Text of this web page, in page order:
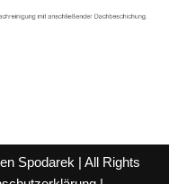
Spodarek | All Rights